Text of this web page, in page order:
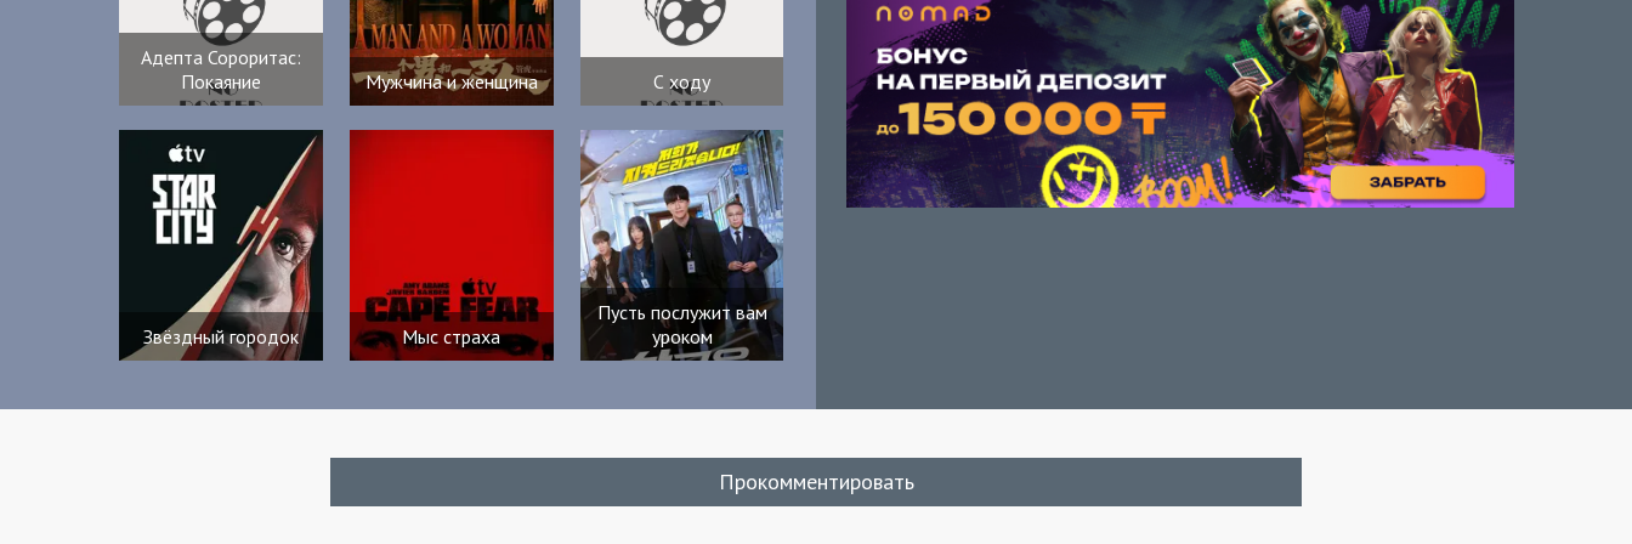
Адепта Сороритас:
Покаяние
Мужчина и женщина С ходу
Звёздный городок Мыс страха
Пусть послужит вам
уроком
Прокомментировать